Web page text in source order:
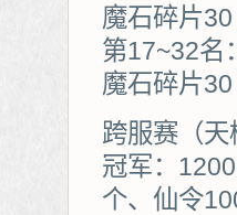
魔石碎片30
第17~32名
魔石碎片30
跨服赛（天
冠军：
个、仙令